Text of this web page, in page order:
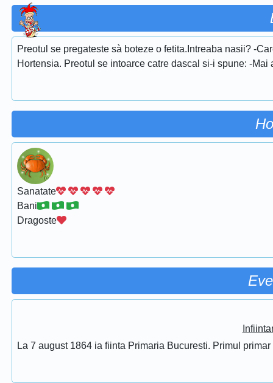
Preotul se pregateste sà boteze o fetita.Intreaba nasii? -
Hortensia. Preotul se intoarce catre dascal si-i spune: -Mai
Sanatate
Bani
Dragoste
La 7 august 1864 ia fiinta Primaria Bucuresti. Primul